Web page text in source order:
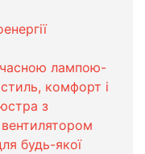
лампою-
комфорт і
з
будь-якої